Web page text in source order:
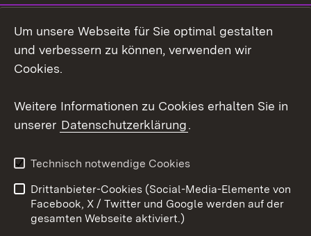
X / Twitter
Youtube
Kontakt
Datenschutz
Barrierefreiheit
Impressum Cookies
Um unsere Webseite für Sie optimal gestalten
und verbessern zu können, verwenden wir
Cookies.
Weitere Informationen zu Cookies erhalten Sie in
unserer Datenschutzerklärung.
Technisch notwendige Cookies
Drittanbieter-Cookies (Social-Media-Elemente von
Facebook, X / Twitter und Google werden auf der
gesamten Webseite aktiviert.)